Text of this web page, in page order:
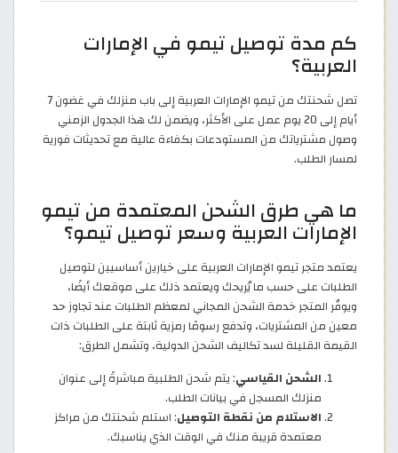
كم مدة توصيل تيمو في الإمارات
العربية؟
تصل شحنتك من تيمو الإمارات العربية إلى باب منزلك في غضون 7
أيام إلى 20 يوم عمل على الأكثر، ويضمن لك هذا الجدول الزمني
وصول مشترياتك من المستودعات بكفاءة عالية مع تحديثات فورية
لمسار الطلب.
ما هي طرق الشحن المعتمدة من تيمو
الإمارات العربية وسعر توصيل تيمو؟
يعتمد متجر تيمو الإمارات العربية على خيارين أساسيين لتوصيل
الطلبات على حسب ما يُريحك ويعتمد ذلك على موقعك أيضًا،
ويوفّر المتجر خدمة الشحن المجاني لمعظم الطلبات عند تجاوز حد
معين من المشتريات، وتدفع رسومًا رمزية ثابتة على الطلبات ذات
القيمة القليلة لسد تكاليف الشحن الدولية، وتشمل الطرق:
الشحن القياسي: يتم شحن الطلبية مباشرةً إلى عنوان
منزلك المسجل في بيانات الطلب.
الاستلام من نقطة التوصيل: استلم شحنتك من مراكز
معتمدة قريبة منك في الوقت الذي يناسبك.